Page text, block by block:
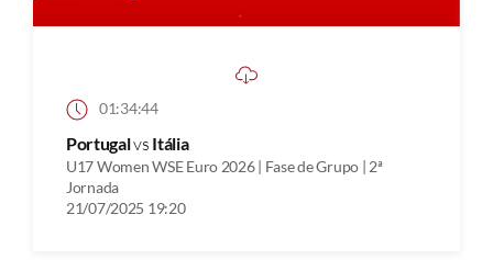
01:34:44
Portugalvs Itália
U17 Women WSE Euro 2026 | Fase de Grupo | 2ª
Jornada
21/07/2025 19:20